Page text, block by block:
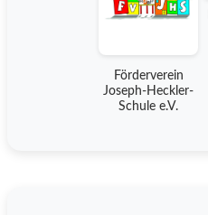
Förderverein
Joseph-Heckler-
Schule e.V.